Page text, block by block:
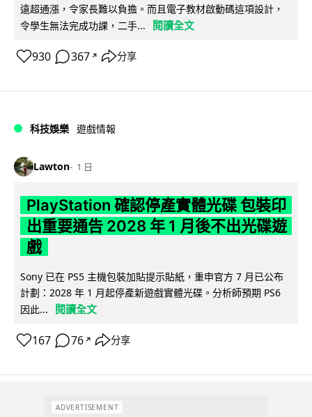
遠超通漲，令家長難以負擔。而且電子教材啟動碼這項設計，
令學生無法完成功課，二手...
閱讀全文
930 367 ↗ 分享
科技娛樂 遊戲情報
Lawton 1 日
PlayStation 確認停產實體光碟 包裝印
出重要通告 2028 年 1 月後不出光碟遊
戲
Sony 已在 PS5 主機包裝加貼提示貼紙，重申官方 7 月已公布
計劃：2028 年 1 月起停產新遊戲實體光碟。分析師預期 PS6
因此...
閱讀全文
167 76 ↗ 分享
ADVERTISEMENT